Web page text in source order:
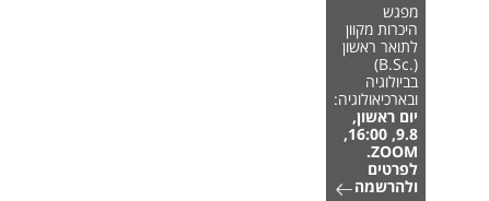
מפגש
היכרות מקוון
לתואר ראשון
(.B.Sc)
בביולוגיה
ובארכיאולוגיה:
יום ראשון,
9.8, 16:00,
ZOOM.
לפרטים
ולהרשמה